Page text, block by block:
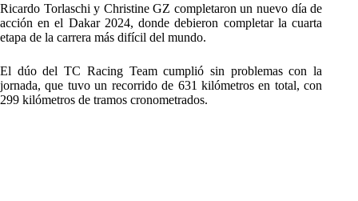
Ricardo Torlaschi y Christine GZ completaron un nuevo día de
acción en el Dakar 2024, donde debieron completar la cuarta
etapa de la carrera más difícil del mundo.
El dúo del TC Racing Team cumplió sin problemas con la
jornada, que tuvo un recorrido de 631 kilómetros en total, con
299 kilómetros de tramos cronometrados.